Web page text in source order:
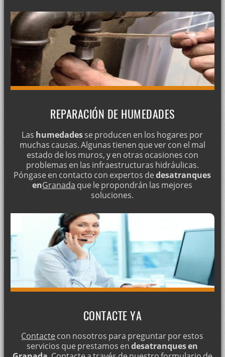
REPARACIÓN DE HUMEDADES
Las humedadesse producen en los hogares por
muchas causas. Algunas tienen que ver con el mal
estado de los muros, y en otras ocasiones con
problemas en las infraestructuras hidráulicas.
Póngase en contacto con expertos dedesatranques
enGranada que le propondrán las mejores
soluciones.
CONTACTE YA
Contacte con nosotros para preguntar por estos
servicios que prestamos endesatranques en